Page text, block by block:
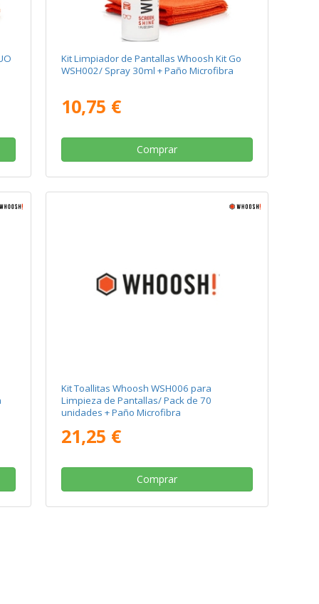
Kit Limpiador de Pantallas Whoosh Kit Go
WSH002/ Spray 30ml + Paño Microfibra
10,75 €
Comprar
Kit Toallitas Whoosh WSH006 para
Limpieza de Pantallas/ Pack de 70
unidades + Paño Microfibra
21,25 €
Comprar